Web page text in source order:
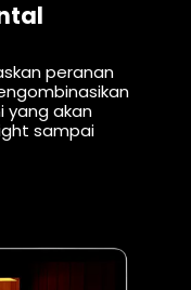
peranan
yang akan
sampai